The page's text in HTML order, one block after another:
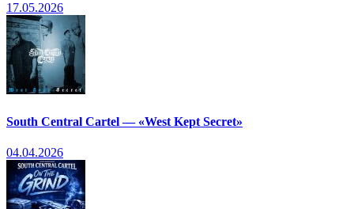
17.05.2026
South Central Cartel — «West Kept Secret»
04.04.2026